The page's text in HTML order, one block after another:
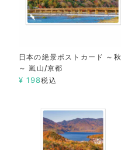
日本の絶景ポストカード ～秋
～ 嵐山/京都
¥ 198税込